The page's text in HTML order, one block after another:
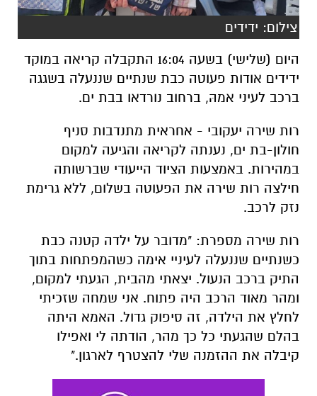
צילום: ידידים
היום (שלישי) בשעה 16:04 התקבלה קריאה במוקד
ידידים אודות פעוטה כבת שנתיים שננעלה בשגגה
ברכב לעיני אמהּ, ברחוב נורדאו בבת ים.
רות שירה יעקובי - אחראית מתנדבות סניף
חולון-בת ים, נענתה לקריאה והגיעה למקום
במהירות. באמצעות הציוד הייעודי שברשותה
חילצה רות שירה את הפעוטה בשלום, ללא גרימת
נזק לרכב.
רות שירה מספרת: "מדובר על ילדה קטנה כבת
כשנתיים שננעלה לעיניי אימה כשהמפתחות בתוך
התיק ברכב הנעול. יצאתי מהבית, הגעתי למקום,
ומהר מאוד הרכב היה פתוח. אני שמחה שזכיתי
לחלץ את הילדה, זה סיפוק גדול. האמא היתה
בהלם שהגעתי כל כך מהר, הודתה לי ואפילו
קיבלה את ההזמנה שלי להצטרף לארגון."